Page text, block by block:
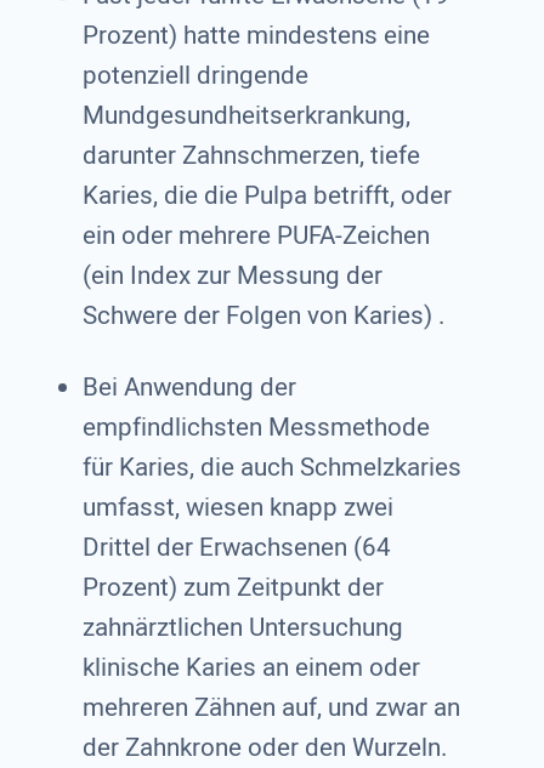
Prozent) hatte mindestens eine
potenziell dringende
Mundgesundheitserkrankung,
darunter Zahnschmerzen, tiefe
Karies, die die Pulpa betrifft, oder
ein oder mehrere PUFA-Zeichen
(ein Index zur Messung der
Schwere der Folgen von Karies) .
Bei Anwendung der
empfindlichsten Messmethode
für Karies, die auch Schmelzkaries
umfasst, wiesen knapp zwei
Drittel der Erwachsenen (64
Prozent) zum Zeitpunkt der
zahnärztlichen Untersuchung
klinische Karies an einem oder
mehreren Zähnen auf, und zwar an
der Zahnkrone oder den Wurzeln.